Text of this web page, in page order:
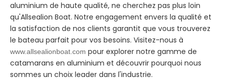
aluminium de haute qualité, ne cherchez pas plus loin
qu'Allsealion Boat. Notre engagement envers la qualité et
la satisfaction de nos clients garantit que vous trouverez
le bateau parfait pour vos besoins. Visitez-nous à
www.allsealionboat.com pour explorer notre gamme de
catamarans en aluminium et découvrir pourquoi nous
sommes un choix leader dans l'industrie.